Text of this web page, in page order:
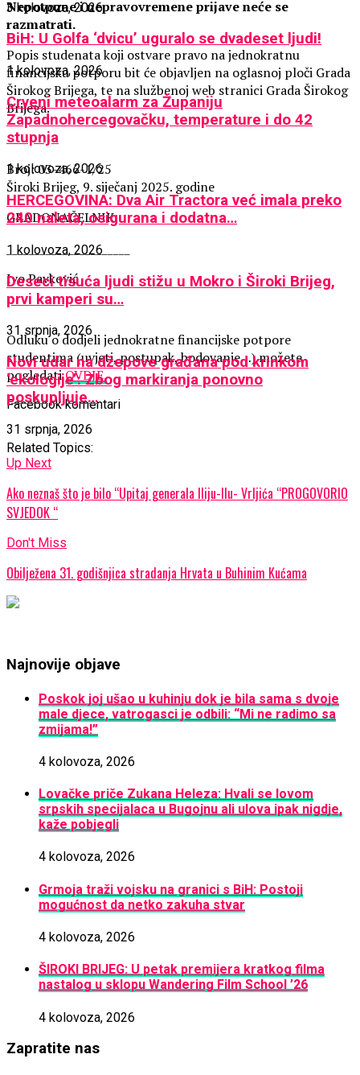
Nepotpune i nepravovremene prijave neće se
razmatrati.
Popis studenata koji ostvare pravo na jednokratnu
financijsku potporu bit će objavljen na oglasnoj ploči Grada
Širokog Brijega, te na službenoj web stranici Grada Širokog
Brijega.
Broj: 03-466-1/25
Široki Brijeg, 9. siječanj 2025. godine
GRADONAČELNIK
______________________
Ivo Pavković
Odluku o dodjeli jednokratne financijske potpore
studentima (uvjeti, postupak, bodovanje…) možete
pogledatiOVDJE.
Facebook komentari
Related Topics:
Up Next
Ako neznaš što je bilo “Upitaj generala Iliju-Ilu- Vrljića “PROGOVORIO
SVJEDOK “
Don't Miss
Obilježena 31. godišnjica stradanja Hrvata u Buhinim Kućama
3 kolovoza, 2026
BiH: U Golfa ‘dvicu’ uguralo se dvadeset ljudi!
1 kolovoza, 2026
Crveni meteoalarm za Županiju
Zapadnohercegovačku, temperature i do 42
stupnja
1 kolovoza, 2026
HERCEGOVINA: Dva Air Tractora već imala preko
240 naleta, osigurana i dodatna…
1 kolovoza, 2026
Deseci tisuća ljudi stižu u Mokro i Široki Brijeg,
prvi kamperi su…
31 srpnja, 2026
Novi udar na džepove građana pod krinkom
‘ekologije’: Zbog markiranja ponovno
poskupljuje…
31 srpnja, 2026
Najnovije objave
Poskok joj ušao u kuhinju dok je bila sama s dvoje
male djece, vatrogasci je odbili: “Mi ne radimo sa
zmijama!”
4 kolovoza, 2026
Lovačke priče Zukana Heleza: Hvali se lovom
srpskih specijalaca u Bugojnu ali ulova ipak nigdje,
kaže pobjegli
4 kolovoza, 2026
Grmoja traži vojsku na granici s BiH: Postoji
mogućnost da netko zakuha stvar
4 kolovoza, 2026
ŠIROKI BRIJEG: U petak premijera kratkog filma
nastalog u sklopu Wandering Film School ’26
4 kolovoza, 2026
Zapratite nas